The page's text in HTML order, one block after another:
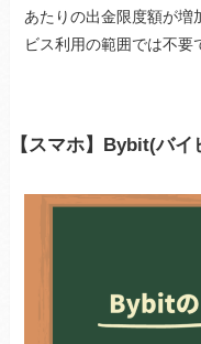
あたりの出金限度額が増
ビス利用の範囲では不要
【スマホ】Bybit(バ